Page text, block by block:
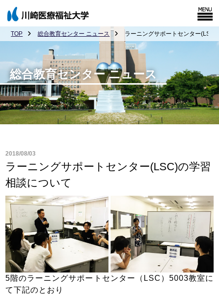
TOP 総合教育センター ニュース ラーニングサポートセンター(LSC)
総合教育センター ニュース
2018/08/03
ラーニングサポートセンター(LSC)の学習
相談について
5階のラーニングサポートセンター（LSC）5003教室に
て下記のとおり